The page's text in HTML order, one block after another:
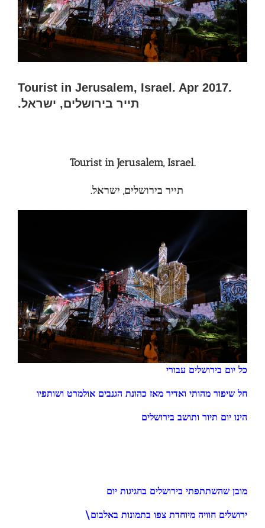
Tourist in Jerusalem, Israel. Apr 2017.
.תייר בירושלים, ישראל
Tourist in Jerusalem, Israel.
.תייר בירושלים, ישראל
כל יום בירושלים עבורי
חל שיפור מהותי ואדיר מאז כהונת הגנבים אולמרט ושותפיו
הינו יום תיור ותושב בירושלים
מובן שהשתתפתי בירושלים בחגיגות יום
\ירושלים חוויה מיוחדת צפו בתמונות באלבום